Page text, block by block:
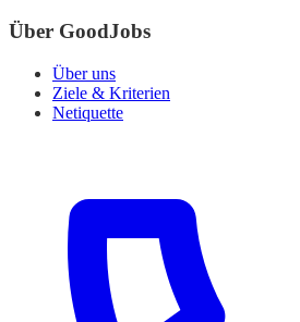
Über GoodJobs
Über uns
Ziele & Kriterien
Netiquette